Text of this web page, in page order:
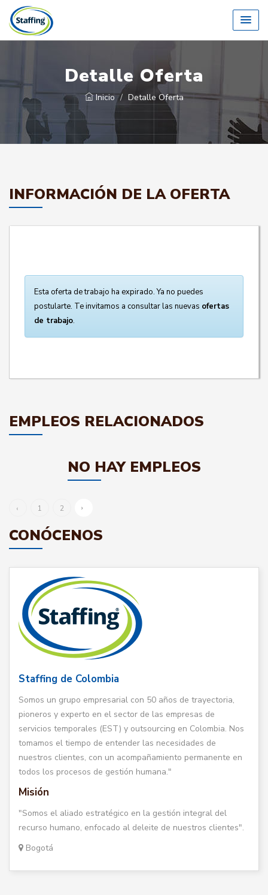
Detalle Oferta
Inicio Detalle Oferta
INFORMACIÓN DE LA OFERTA
Esta oferta de trabajo ha expirado. Ya no puedes
postularte. Te invitamos a consultar las nuevas ofertas
de trabajo.
EMPLEOS RELACIONADOS
NO HAY EMPLEOS
‹ 1 2 ›
CONÓCENOS
Staffing de Colombia
Somos un grupo empresarial con 50 años de trayectoria,
pioneros y experto en el sector de las empresas de
servicios temporales (EST) y outsourcing en Colombia. Nos
tomamos el tiempo de entender las necesidades de
nuestros clientes, con un acompañamiento permanente en
todos los procesos de gestión humana."
Misión
"Somos el aliado estratégico en la gestión integral del
recurso humano, enfocado al deleite de nuestros clientes".
Bogotá